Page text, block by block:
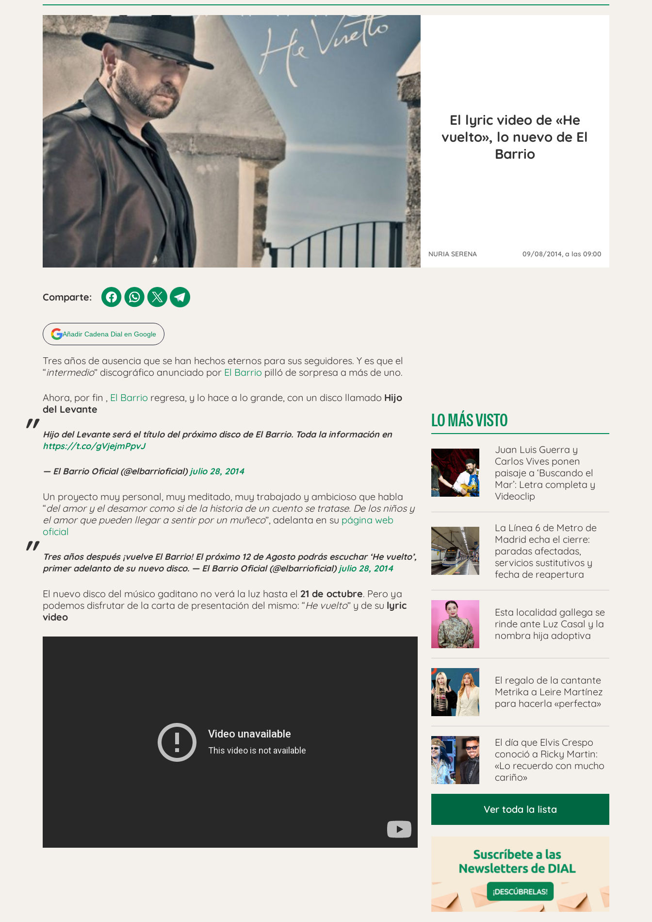
El lyric video de «He
vuelto», lo nuevo de El
Barrio
NURIA SERENA 09/08/2014, a las 09:00
Comparte:
Añadir Cadena Dial en Google
Tres años de ausencia que se han hechos eternos para sus seguidores. Y es que el
“intermedio” discográfico anunciado por El Barrio pilló de sorpresa a más de uno.
Ahora, por fin , El Barrio regresa, y lo hace a lo grande, con un disco llamado Hijo
del Levante
Hijo del Levante será el título del próximo disco de El Barrio. Toda la información en
https://t.co/gVjejmPpvJ
— El Barrio Oficial (@elbarrioficial)julio 28, 2014
Un proyecto muy personal, muy meditado, muy trabajado y ambicioso que habla
“del amor y el desamor como si de la historia de un cuento se tratase. De los niños y
el amor que pueden llegar a sentir por un muñeco”, adelanta en su página web
oficial
Tres años después ¡vuelve El Barrio! El próximo 12 de Agosto podrás escuchar ‘He vuelto’,
primer adelanto de su nuevo disco. — El Barrio Oficial (@elbarrioficial)julio 28, 2014
El nuevo disco del músico gaditano no verá la luz hasta el 21 de octubre. Pero ya
podemos disfrutar de la carta de presentación del mismo: “He vuelto” y de su lyric
video
LO MÁS VISTO
Juan Luis Guerra y
Carlos Vives ponen
paisaje a ‘Buscando el
Mar’: Letra completa y
Videoclip
La Línea 6 de Metro de
Madrid echa el cierre:
paradas afectadas,
servicios sustitutivos y
fecha de reapertura
Esta localidad gallega se
rinde ante Luz Casal y la
nombra hija adoptiva
El regalo de la cantante
Metrika a Leire Martínez
para hacerla «perfecta»
El día que Elvis Crespo
conoció a Ricky Martin:
«Lo recuerdo con mucho
cariño»
Ver toda la lista